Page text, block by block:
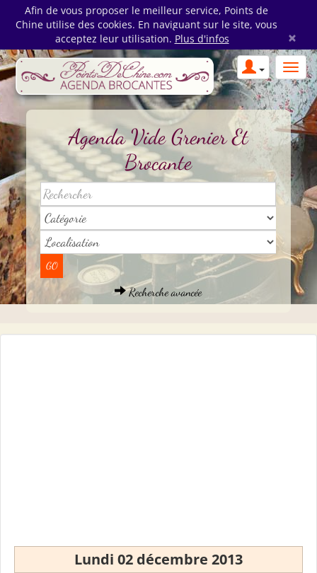
Afin de vous proposer le meilleur service, Points de
Chine utilise des cookies. En naviguant sur le site, vous
acceptez leur utilisation. Plus d'infos ×
Agenda Vide Grenier Et
Brocante
Recherche avancée
Lundi 02 décembre 2013